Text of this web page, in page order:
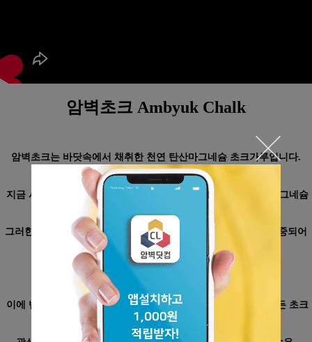
암벽초크 Ambyuk Chalk
암벽초크는 바닷속에서 채취한 천연 탄산마그네슘 초크가루입니다.
지금 시중에 유통되는 대부분의 초크가루는 광산에서 캔 탄산마그네슘
그러한 이유로 초크가루나 액상초크는 탄산 마그네슘 광산이 집중되어
있는
중국과 체코에서 대부분 생산됩니다.
이에 반해 암벽초크는 바다속에서 발굴된 탄산마그네슘으로 만든 초크
가루입니다.